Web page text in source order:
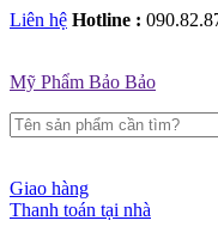
Liên hệ Hotline :
Mỹ Phẩm Bảo Bảo
Giao hàng
Thanh toán tại nhà